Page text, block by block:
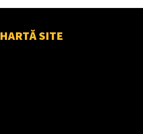
HARTĂ SITE